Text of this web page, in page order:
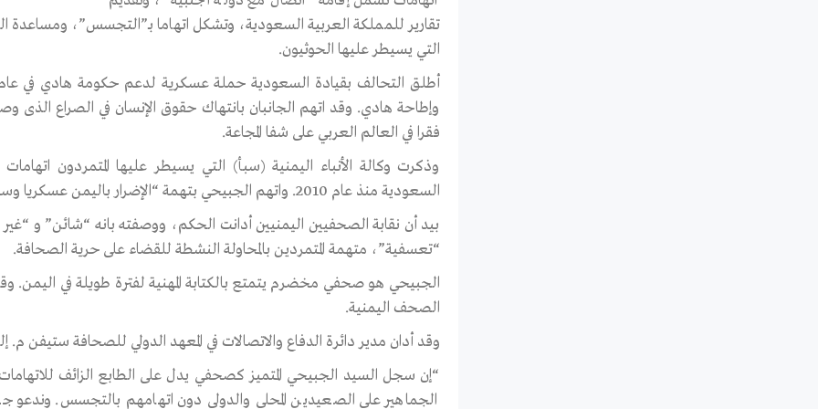
تقارير للمملكة العربية السعودية، وتشكل اتهاما بـ”التجسس”، ومساعدة
التي يسيطر عليها الحوثيون.
وإطاحة هادي. وقد اتهم الجانبان بانتهاك حقوق الإنسان في الصراع الذى
فقرا في العالم العربي على شفا المجاعة.
وذكرت وكالة الأنباء اليمنية (سبأ) التي يسيطر عليها المتمردون
السعودية منذ عام 2010. واتهم الجبيحي بتهمة “الإضرار باليمن عسكريا وسياسيا واقتصاديا”.
بيد أن نقابة الصحفيين اليمنيين أدانت الحكم، ووصفته بانه “شائن” و
“تعسفية”، متهمة المتمردين بالمحاولة النشطة للقضاء على حرية الصحافة.
الجبيحي هو صحفي مخضرم يتمتع بالكتابة المهنية لفترة طويلة في
الصحف اليمنية.
وقد أدان مدير دائرة الدفاع والاتصالات في المعهد الدولي للصحافة ستيفن م.
“إن سجل السيد الجبيحي المتميز كصحفي يدل على الطابع الزائف
الجماهير على الصعيدين المحلي والدولي دون اتهامهم بالتجسس. وندعو